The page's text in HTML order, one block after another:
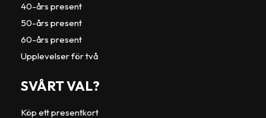
40-års present
50-års present
60-års present
Upplevelser för två
SVÅRT VAL?
Köp ett presentkort